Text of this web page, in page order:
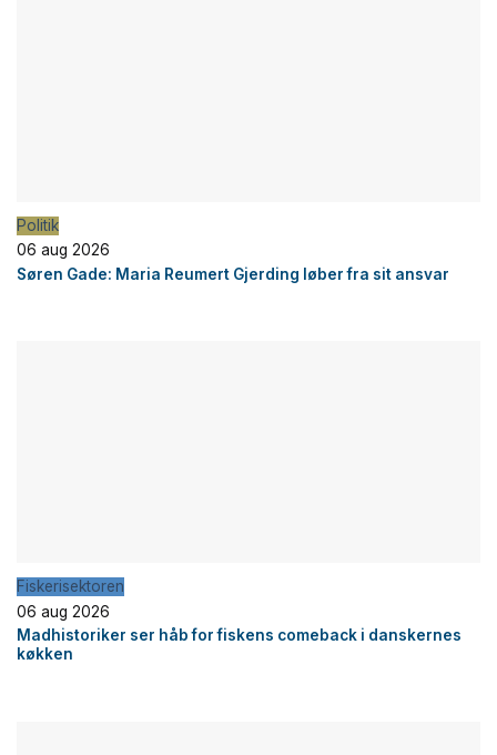
Politik
06 aug 2026
Søren Gade: Maria Reumert Gjerding løber fra sit ansvar
Fiskerisektoren
06 aug 2026
Madhistoriker ser håb for fiskens comeback i danskernes
køkken